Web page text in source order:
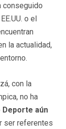
conseguido
o el
la actualidad,
con la
no ha
aún
ser referentes